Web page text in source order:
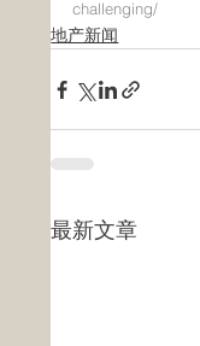
challenging/
地产新闻
最新文章